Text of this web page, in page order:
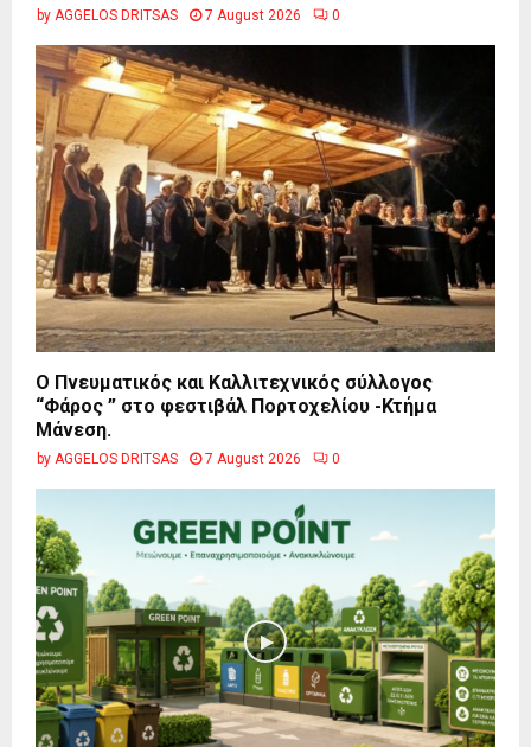
by AGGELOS DRITSAS 7 August 2026 0
Ο Πνευματικός και Καλλιτεχνικός σύλλογος
“Φάρος ” στο φεστιβάλ Πορτοχελίου -Κτήμα
Μάνεση.
by AGGELOS DRITSAS 7 August 2026 0